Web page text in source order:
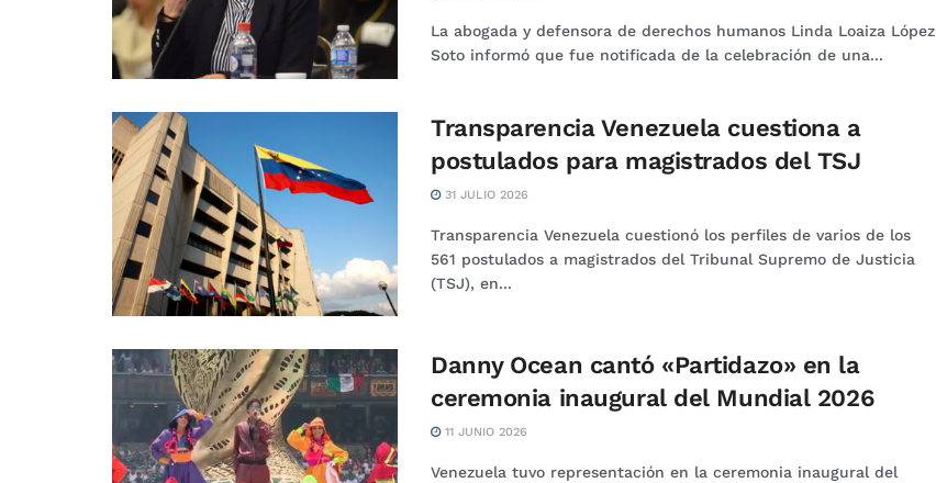
La abogada y defensora de derechos humanos Linda Loaiza López
Soto informó que fue notificada de la celebración de una...
Transparencia Venezuela cuestiona a
postulados para magistrados del TSJ
31 JULIO 2026
Transparencia Venezuela cuestionó los perfiles de varios de los
561 postulados a magistrados del Tribunal Supremo de Justicia
(TSJ), en...
Danny Ocean cantó «Partidazo» en la
ceremonia inaugural del Mundial 2026
11 JUNIO 2026
Venezuela tuvo representación en la ceremonia inaugural del